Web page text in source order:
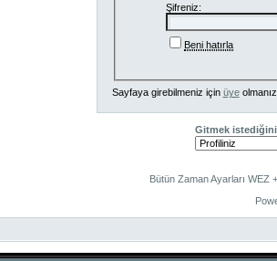
Şifreniz:
Beni hatırla
Sayfaya girebilmeniz için üye
Gitmek
Bütün Zaman Ayarları WEZ